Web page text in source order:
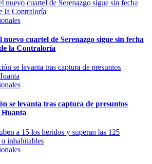
cuartel de Serenazgo sigue sin fecha
la Contraloría
se levanta tras captura de presuntos
Huanta